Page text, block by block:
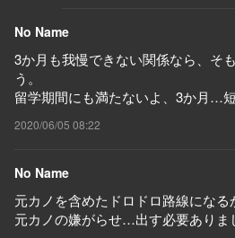
No Name
3か月も我慢できない関係なら、そ
う。
留学期間にも満たないよ、3か月…
2020/06/05 08:22
No Name
元カノを含めたドロドロ路線になる
元カノの嫌がらせ…出す必要ありま